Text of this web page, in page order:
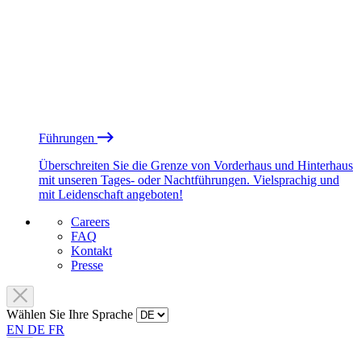
Führungen
Überschreiten Sie die Grenze von Vorderhaus und Hinterhaus
mit unseren Tages- oder Nachtführungen. Vielsprachig und
mit Leidenschaft angeboten!
Careers
FAQ
Kontakt
Presse
Wählen Sie Ihre Sprache
EN DE FR